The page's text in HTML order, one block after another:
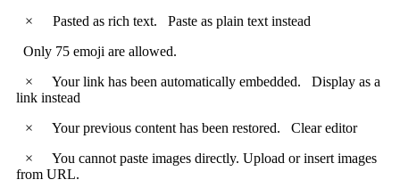
×
Pasted as rich text. Paste as plain text instead
Only 75 emoji are allowed.
×
Your link has been automatically embedded. Display as a
link instead
×
Your previous content has been restored. Clear editor
×
You cannot paste images directly. Upload or insert images
from URL.